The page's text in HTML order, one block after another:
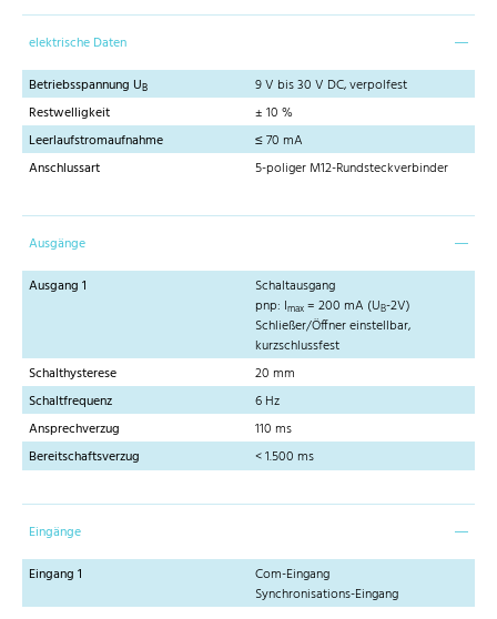
elektrische Daten
Betriebsspannung UB
9 V bis 30 V DC, verpolfest
Restwelligkeit
± 10 %
Leerlaufstromaufnahme
≤ 70 mA
Anschlussart
5-poliger M12-Rundsteckverbinder
Ausgänge
Ausgang 1
Schaltausgang
pnp: Imax = 200 mA (UB-2V)
Schließer/Öffner einstellbar,
kurzschlussfest
Schalthysterese
20 mm
Schaltfrequenz
6 Hz
Ansprechverzug
110 ms
Bereitschaftsverzug
< 1.500 ms
Eingänge
Eingang 1
Com-Eingang
Synchronisations-Eingang